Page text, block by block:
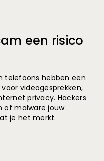
een risico
telefoons hebben een
videogesprekken,
privacy. Hackers
of malware jouw
je het merkt.